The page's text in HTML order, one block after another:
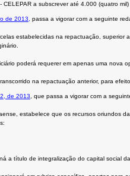
a subscrever até 4.000 (quatro
de 2013, passa a vigorar com a seguinte
estabelecidas na repactuação,
poderá requerer em apenas uma
na repactuação anterior, para
de 2013, que passa a vigorar com a
estabelece que os recursos oriundos
a título de integralização do capital social